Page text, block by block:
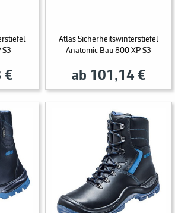
S3
€
Atlas Sicherheitswinterstiefel
Anatomic Bau 800 XP S3
ab 101,14 €